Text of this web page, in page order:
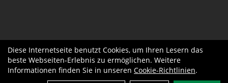
Diese Internetseite benutzt Cookies, um Ihren Lesern das
beste Webseiten-Erlebnis zu ermöglichen. Weitere
Informationen finden Sie in unseren Cookie-Richtlinien.